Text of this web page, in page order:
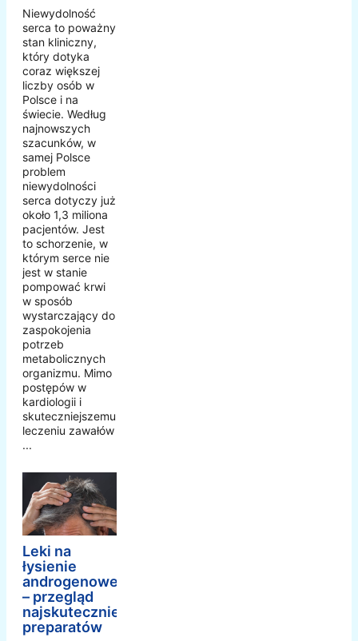
Niewydolność
serca to poważny
stan kliniczny,
który dotyka
coraz większej
liczby osób w
Polsce i na
świecie. Według
najnowszych
szacunków, w
samej Polsce
problem
niewydolności
serca dotyczy już
około 1,3 miliona
pacjentów. Jest
to schorzenie, w
którym serce nie
jest w stanie
pompować krwi
w sposób
wystarczający do
zaspokojenia
potrzeb
metabolicznych
organizmu. Mimo
postępów w
kardiologii i
skuteczniejszemu
leczeniu zawałów
...
Leki na
łysienie
androgenowe
– przegląd
najskuteczniejszych
preparatów